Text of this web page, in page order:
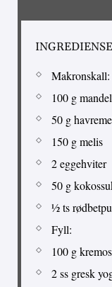
Makronskall:
100 g
50 g
150 g melis
2 eggehviter
50 g
½ ts
Fyll:
100 g
2 ss gresk